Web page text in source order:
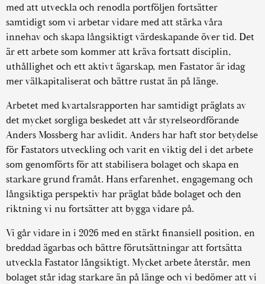
med att utveckla och renodla portföljen fortsätter
samtidigt som vi arbetar vidare med att stärka våra
innehav och skapa långsiktigt värdeskapande över tid. Det
är ett arbete som kommer att kräva fortsatt disciplin,
uthållighet och ett aktivt ägarskap, men Fastator är idag
mer välkapitaliserat och bättre rustat än på länge.
Arbetet med kvartalsrapporten har samtidigt präglats av
det mycket sorgliga beskedet att vår styrelseordförande
Anders Mossberg har avlidit. Anders har haft stor betydelse
för Fastators utveckling och varit en viktig del i det arbete
som genomförts för att stabilisera bolaget och skapa en
starkare grund framåt. Hans erfarenhet, engagemang och
långsiktiga perspektiv har präglat både bolaget och den
riktning vi nu fortsätter att bygga vidare på.
Vi går vidare in i 2026 med en stärkt finansiell position, en
breddad ägarbas och bättre förutsättningar att fortsätta
utveckla Fastator långsiktigt. Mycket arbete återstår, men
bolaget står idag starkare än på länge och vi bedömer att vi